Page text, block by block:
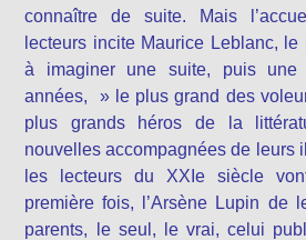
connaître de suite. Mais
lecteurs incite Maurice Leblanc, le
à imaginer une suite, puis une
années, » le plus grand des
plus grands héros de la
nouvelles accompagnées de leurs
les lecteurs du XXIe siècle
première fois, l’Arsène Lupin de
parents, le seul, le vrai, celui